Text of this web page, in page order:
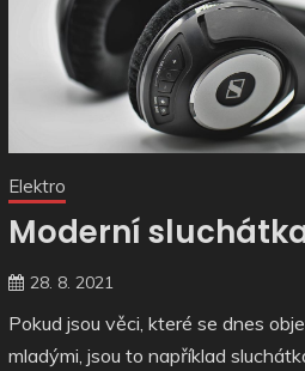
Elektro
Moderní
28. 8. 2021
Pokud jsou věci, které se dnes
mladými, jsou to například